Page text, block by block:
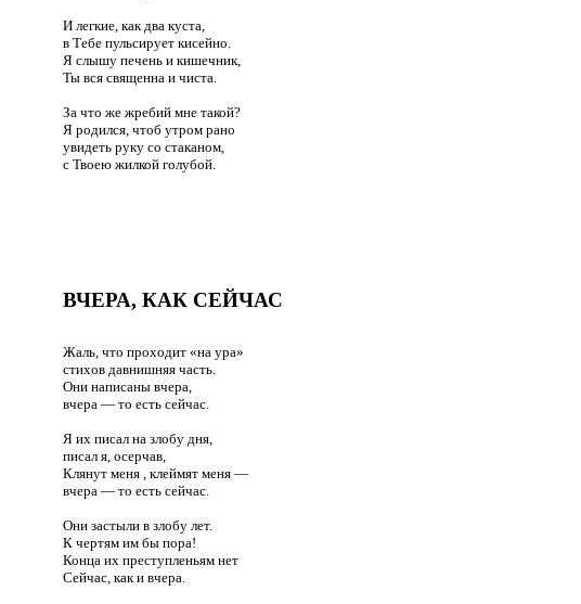
И легкие, как два куста,
в Тебе пульсирует кисейно.
Я слышу печень и кишечник,
Ты вся священна и чиста.
За что же жребий мне такой?
Я родился, чтоб утром рано
увидеть руку со стаканом,
с Твоею жилкой голубой.
ВЧЕРА, КАК СЕЙЧАС
Жаль, что проходит «на ура»
стихов давнишняя часть.
Они написаны вчера,
вчера — то есть сейчас.
Я их писал на злобу дня,
писал я, осерчав,
Клянут меня , клеймят меня —
вчера — то есть сейчас.
Они застыли в злобу лет.
К чертям им бы пора!
Конца их преступленьям нет
Сейчас, как и вчера.